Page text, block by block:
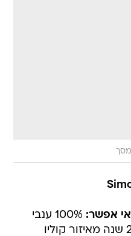
אי אפשר:
100% ענבי
סוביניונז מכרמים בני 20-40 שנה מאיזור קוליו